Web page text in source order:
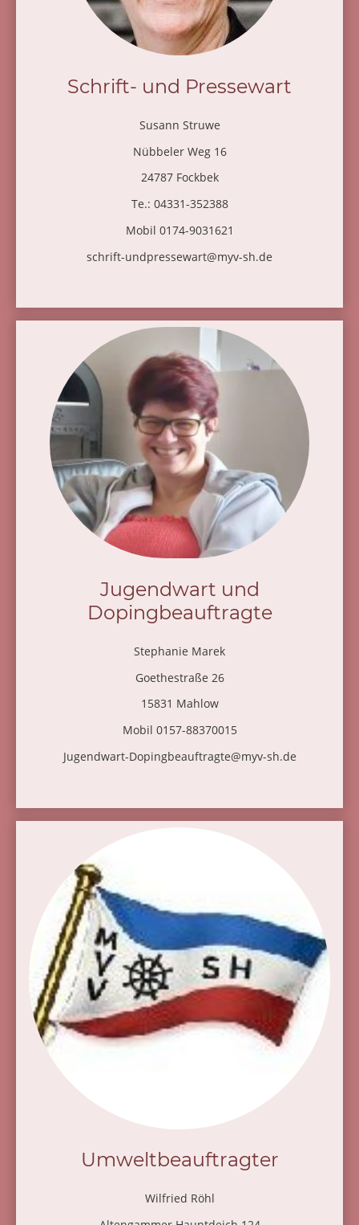
Schrift- und Pressewart
Susann Struwe
Nübbeler Weg 16
24787 Fockbek
Te.: 04331-352388
Mobil 0174-9031621
schrift-undpressewart@myv-sh.de
Jugendwart und
Dopingbeauftragte
Stephanie Marek
Goethestraße 26
15831 Mahlow
Mobil 0157-88370015
Jugendwart-Dopingbeauftragte@myv-sh.de
Umweltbeauftragter
Wilfried Röhl